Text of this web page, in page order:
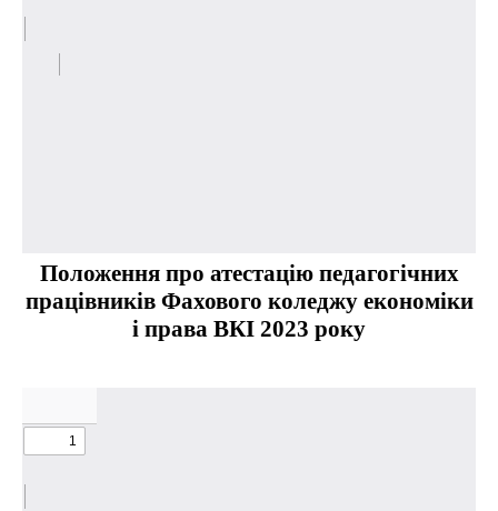
Положення про атестацію педагогічних
працівників Фахового коледжу економіки
і права ВКІ 2023 року